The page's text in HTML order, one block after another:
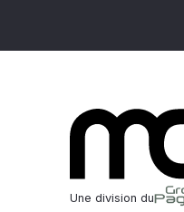
Une division du